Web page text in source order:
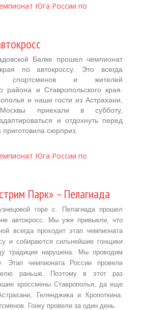
Юга России по
Балке прошел чемпионат
по автокроссу. Это всегда
спортсменов и жителей
района и Ставропольского края.
и наши гости из Астрахани,
приехали в субботу,
и отдохнуть перед
сюрприз.
Юга России по
Парк» – Пелагиада
горе с. Пелагиада прошел
автокросс. Мы уже привыкли, что
всегда проходит этап чемпионата
и собираются сильнейшие гонщики
традиция нарушена. Мы проводим
Этап чемпионата России провели
раньше. Поэтому в этот раз
кроссмены Ставрополья, да еще
Геленджика и Кропоткина.
Гонку провели за один день.